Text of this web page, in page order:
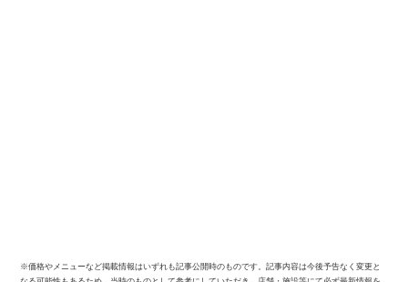
※価格やメニューなど掲載情報はいずれも記事公開時のものです。記事内容は今後予告なく変更と